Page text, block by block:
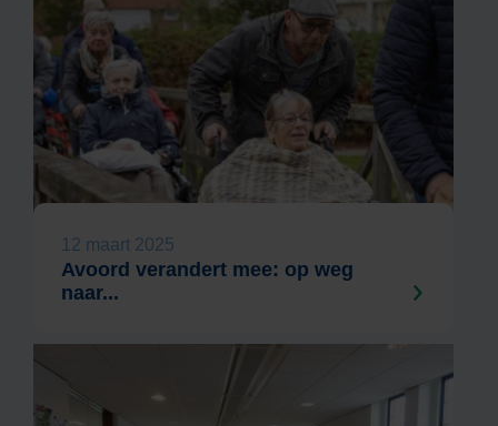
12 maart 2025
Avoord verandert mee: op weg
naar...